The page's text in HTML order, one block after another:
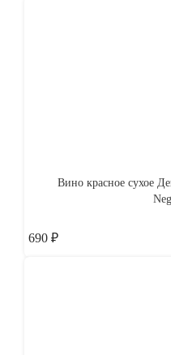
Вино красное сухое
690 ₽